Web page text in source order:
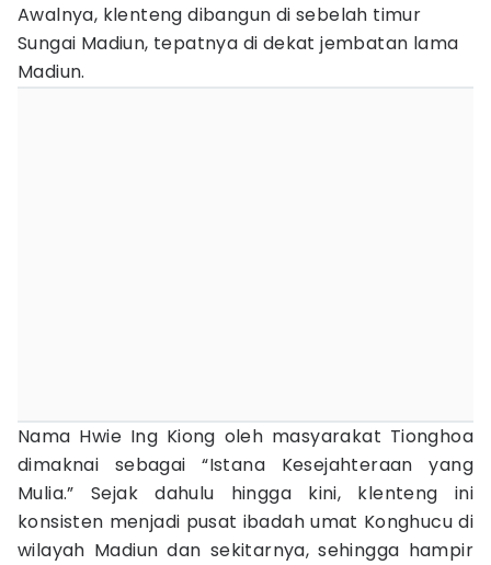
Awalnya, klenteng dibangun di sebelah timur
Sungai Madiun, tepatnya di dekat jembatan lama
Madiun.
Nama Hwie Ing Kiong oleh masyarakat Tionghoa
dimaknai sebagai “Istana Kesejahteraan yang
Mulia.” Sejak dahulu hingga kini, klenteng ini
konsisten menjadi pusat ibadah umat Konghucu di
wilayah Madiun dan sekitarnya, sehingga hampir